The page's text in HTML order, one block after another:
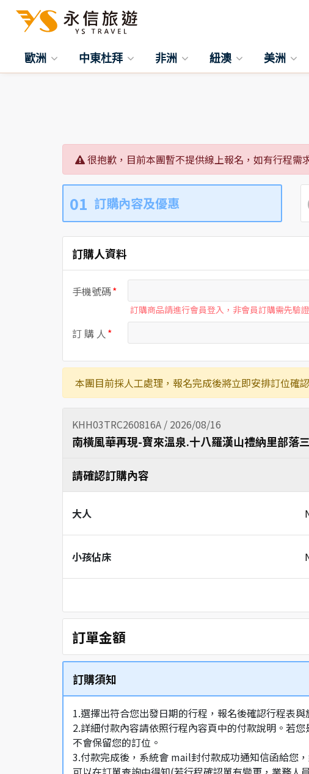
歐洲 中東杜拜 非洲 紐澳 美洲
很抱歉，目前本團暫不提供線上報名，如有行程需
01 訂購內容及優惠
訂購人資料
手機號碼
訂購商品請進行會員登入，非會員訂購需先驗
訂 購 人
本團目前採人工處理，報名完成後將立即安排訂位確認
KHH03TRC260816A / 2026/08/16
南橫風華再現-寶來溫泉.十八羅漢山禮納里部落
請確認訂購內容
大人
小孩佔床
訂單金額
訂購須知
1.選擇出符合您出發日期的行程，報名後確認行程表
2.詳細付款內容請依照行程內容頁中的付款說明。若
不會保留您的訂位。
3.付款完成後，系統會 mail封付款成功通知信函給您